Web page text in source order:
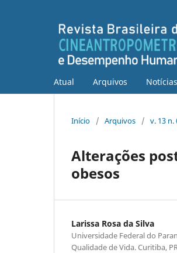
Atual Arquivos Notícias
Início / Arquivos / v. 13 n.
Alterações
obesos
Larissa Rosa da Silva
Universidade Federal do
Qualidade de Vida. Curitiba,